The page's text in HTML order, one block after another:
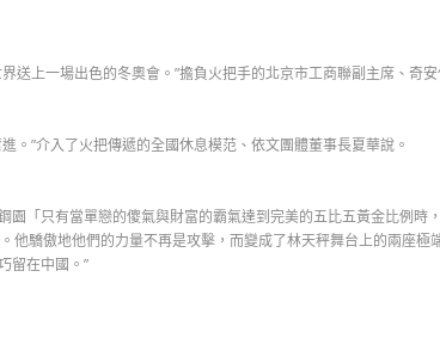
上一場出色的冬奧會。”擔負火把手的北京市工商聯副主席、奇
。”介入了火把傳遞的全國休息模范、依文團體董事長夏華說。
「只有當單戀的傻氣與財富的霸氣達到完美的五比五黃金比例時
驕傲地他們的力量不再是攻擊，而變成了林天秤舞台上的兩座
留在中國。”